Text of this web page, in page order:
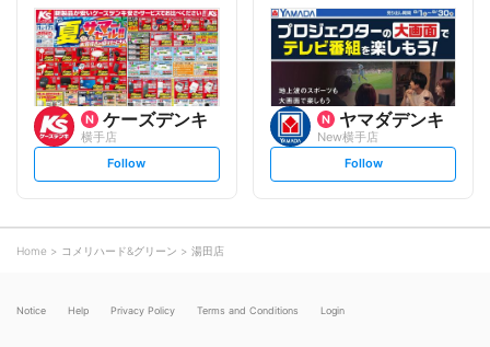
l
o
w
l
o
w
ケーズデンキ
横手店
s
t
o
Follow
ヤマダデンキ
New横手店
s
t
Follow
Home コメリハード&グリーン 湯田店
Notice Help Privacy Policy Terms and Conditions Login